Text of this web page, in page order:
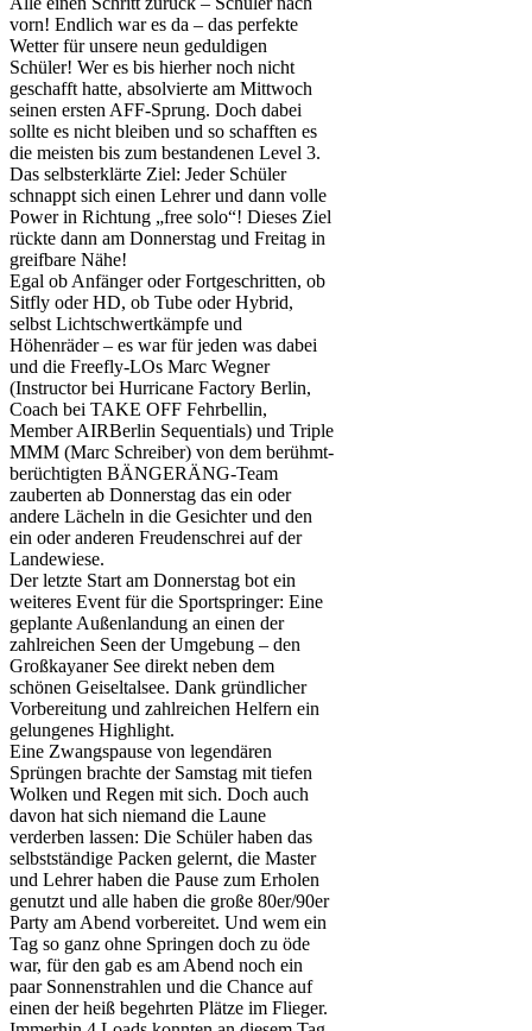
vorn! Endlich war es da – das perfekte
Wetter für unsere neun geduldigen
Schüler! Wer es bis hierher noch nicht
geschafft hatte, absolvierte am Mittwoch
seinen ersten AFF-Sprung. Doch dabei
sollte es nicht bleiben und so schafften es
die meisten bis zum bestandenen Level 3.
Das selbsterklärte Ziel: Jeder Schüler
schnappt sich einen Lehrer und dann volle
Power in Richtung „free solo“! Dieses Ziel
rückte dann am Donnerstag und Freitag in
greifbare Nähe!
Egal ob Anfänger oder Fortgeschritten, ob
Sitfly oder HD, ob Tube oder Hybrid,
selbst Lichtschwertkämpfe und
Höhenräder – es war für jeden was dabei
und die Freefly-LOs Marc Wegner
(Instructor bei Hurricane Factory Berlin,
Coach bei TAKE OFF Fehrbellin,
Member AIRBerlin Sequentials) und Triple
MMM (Marc Schreiber) von dem berühmt-
berüchtigten BÄNGERÄNG-Team
zauberten ab Donnerstag das ein oder
andere Lächeln in die Gesichter und den
ein oder anderen Freudenschrei auf der
Landewiese.
Der letzte Start am Donnerstag bot ein
weiteres Event für die Sportspringer: Eine
geplante Außenlandung an einen der
zahlreichen Seen der Umgebung – den
Großkayaner See direkt neben dem
schönen Geiseltalsee. Dank gründlicher
Vorbereitung und zahlreichen Helfern ein
gelungenes Highlight.
Eine Zwangspause von legendären
Sprüngen brachte der Samstag mit tiefen
Wolken und Regen mit sich. Doch auch
davon hat sich niemand die Laune
verderben lassen: Die Schüler haben das
selbstständige Packen gelernt, die Master
und Lehrer haben die Pause zum Erholen
genutzt und alle haben die große 80er/90er
Party am Abend vorbereitet. Und wem ein
Tag so ganz ohne Springen doch zu öde
war, für den gab es am Abend noch ein
paar Sonnenstrahlen und die Chance auf
einen der heiß begehrten Plätze im Flieger.